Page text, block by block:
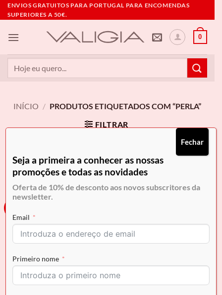
Skip
to
ENVIOS GRATUITOS PARA PORTUGAL PARA ENCOMENDAS
SUPERIORES A 50€.
0
INÍCIO / PRODUTOS ETIQUETADOS COM “PERLA”
FILTRAR
Seja a primeira a conhecer as nossas
promoções e todas as novidades
Oferta de 10% de desconto aos novos subscritores da
newsletter.
Email
Primeiro nome
Fechar